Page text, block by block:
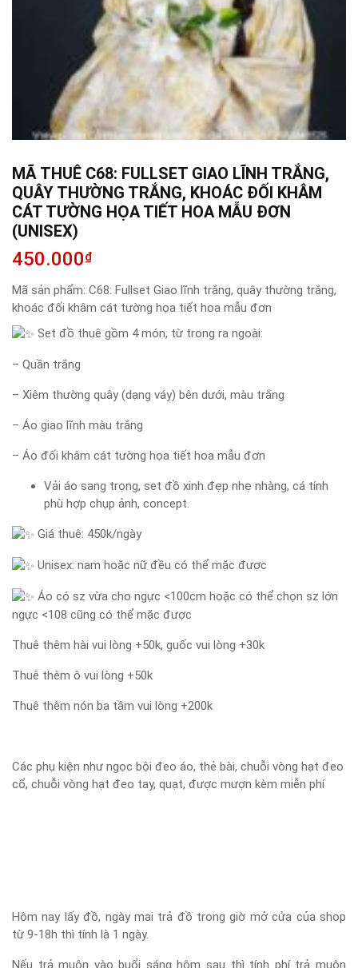
MÃ THUÊ C68: FULLSET GIAO LĨNH TRẮNG,
QUÂY THƯỜNG TRẮNG, KHOÁC ĐỐI KHÂM
CÁT TƯỜNG HỌA TIẾT HOA MẪU ĐƠN
(UNISEX)
450.000₫
Mã sản phẩm: C68: Fullset Giao lĩnh trắng, quây thường trắng,
khoác đối khâm cát tường họa tiết hoa mẫu đơn
Set đồ thuê gồm 4 món, từ trong ra ngoài:
– Quần trắng
– Xiêm thường quây (dạng váy) bên dưới, màu trắng
– Áo giao lĩnh màu trắng
– Áo đối khâm cát tường họa tiết hoa mẫu đơn
Vải áo sang trọng, set đồ xinh đẹp nhẹ nhàng, cá tính
phù hợp chụp ảnh, concept.
Giá thuê: 450k/ngày
Unisex: nam hoặc nữ đều có thể mặc được
Áo có sz vừa cho ngực <100cm hoặc có thể chọn sz lớn
ngực <108 cũng có thể mặc được
Thuê thêm hài vui lòng +50k, guốc vui lòng +30k
Thuê thêm ô vui lòng +50k
Thuê thêm nón ba tầm vui lòng +200k
Các phụ kiện như ngọc bội đeo áo, thẻ bài, chuỗi vòng hạt đeo
cổ, chuỗi vòng hạt đeo tay, quạt, được mượn kèm miễn phí
Hôm nay lấy đồ, ngày mai trả đồ trong giờ mở cửa của shop
từ 9-18h thì tính là 1 ngày.
Nếu trả muộn vào buổi sáng hôm sau thì tính phí trả muộn